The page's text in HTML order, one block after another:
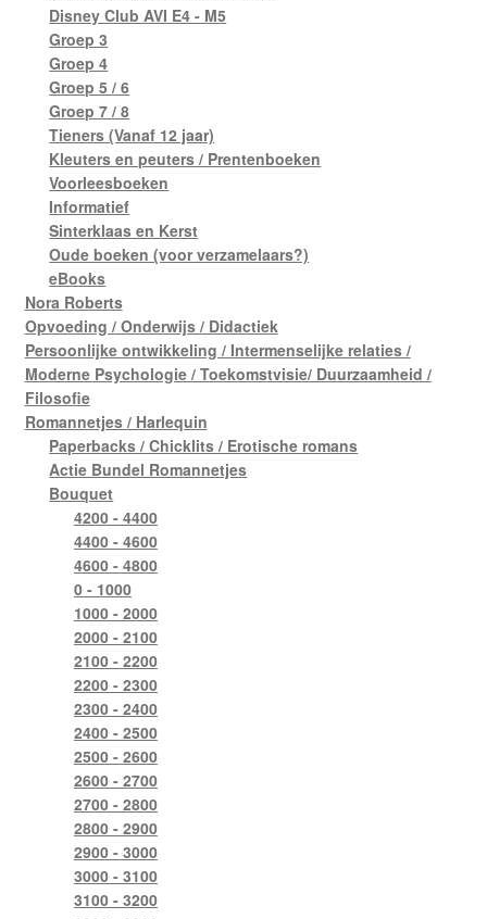
Disney Club AVI E4 - M5
Groep 3
Groep 4
Groep 5 / 6
Groep 7 / 8
Tieners (Vanaf 12 jaar)
Kleuters en peuters / Prentenboeken
Voorleesboeken
Informatief
Sinterklaas en Kerst
Oude boeken (voor verzamelaars?)
eBooks
Nora Roberts
Opvoeding / Onderwijs / Didactiek
Persoonlijke ontwikkeling / Intermenselijke relaties /
Moderne Psychologie / Toekomstvisie/ Duurzaamheid /
Filosofie
Romannetjes / Harlequin
Paperbacks / Chicklits / Erotische romans
Actie Bundel Romannetjes
Bouquet
4200 - 4400
4400 - 4600
4600 - 4800
0 - 1000
1000 - 2000
2000 - 2100
2100 - 2200
2200 - 2300
2300 - 2400
2400 - 2500
2500 - 2600
2600 - 2700
2700 - 2800
2800 - 2900
2900 - 3000
3000 - 3100
3100 - 3200